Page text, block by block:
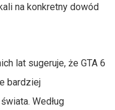
na konkretny dowód
lat sugeruje, że GTA 6
bardziej
Według